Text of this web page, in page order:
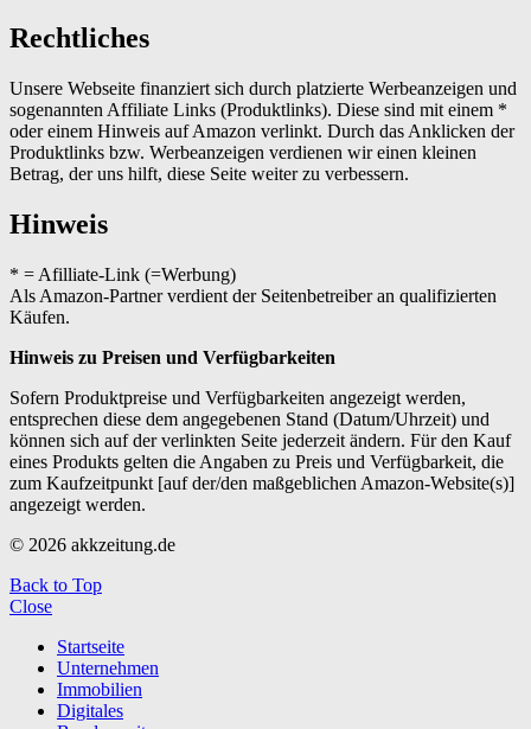
Rechtliches
Unsere Webseite finanziert sich durch platzierte Werbeanzeigen und
sogenannten Affiliate Links (Produktlinks). Diese sind mit einem *
oder einem Hinweis auf Amazon verlinkt. Durch das Anklicken der
Produktlinks bzw. Werbeanzeigen verdienen wir einen kleinen
Betrag, der uns hilft, diese Seite weiter zu verbessern.
Hinweis
* = Afilliate-Link (=Werbung)
Als Amazon-Partner verdient der Seitenbetreiber an qualifizierten
Käufen.
Hinweis zu Preisen und Verfügbarkeiten
Sofern Produktpreise und Verfügbarkeiten angezeigt werden,
entsprechen diese dem angegebenen Stand (Datum/Uhrzeit) und
können sich auf der verlinkten Seite jederzeit ändern. Für den Kauf
eines Produkts gelten die Angaben zu Preis und Verfügbarkeit, die
zum Kaufzeitpunkt [auf der/den maßgeblichen Amazon-Website(s)]
angezeigt werden.
© 2026 akkzeitung.de
Back to Top
Close
Startseite
Unternehmen
Immobilien
Digitales